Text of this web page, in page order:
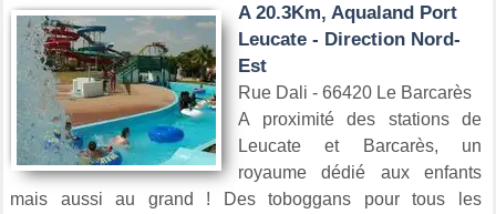
A 20.3Km, Aqualand Port
Leucate - Direction Nord-
Est
Rue Dali - 66420 Le Barcarès
A proximité des stations de
Leucate et Barcarès, un
royaume dédié aux enfants
mais aussi au grand ! Des toboggans pour tous les